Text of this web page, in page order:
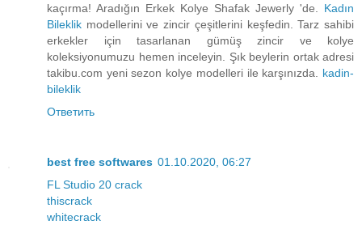
kaçırma! Aradığın Erkek Kolye Shafak Jewerly 'de. Kadın
Bileklik modellerini ve zincir çeşitlerini keşfedin. Tarz sahibi
erkekler için tasarlanan gümüş zincir ve kolye
koleksiyonumuzu hemen inceleyin. Şık beylerin ortak adresi
takibu.com yeni sezon kolye modelleri ile karşınızda. kadin-
bileklik
Ответить
best free softwares 01.10.2020, 06:27
FL Studio 20 crack
thiscrack
whitecrack